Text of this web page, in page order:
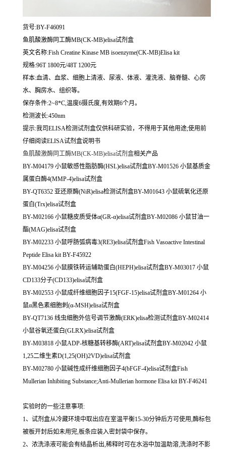
货号:BY-F46091
鱼肌酸激酶同工酶MB(CK-MB)elisa试剂盒
英文名称:Fish Creatine Kinase MB isoenzyme(CK-MB)Elisa kit
规格:96T 1800元/48T 1200元
样本:血清、血浆、细胞上清液、尿液、体液、灌洗液、脑脊髓、心房
水、胸房水、组织等。
保存条件:2~8*C,温度6摄氏度,有效期6个月。
检测波长:450nm
提示:我司ELISA检测试剂盒仅供科研实验，不得用于其他用途;使用前
仔细阅读ELISA试剂盒说明书
鱼肌酸激酶同工酶MB(CK-MB)elisa试剂盒相关产品
BY-M04179 小鼠敏感性脂肪酶(HSL)elisa试剂盒BY-M01526 小鼠基质金
属蛋白酶4(MMP-4)elisa试剂盒
BY-QT6352 亚还原酶(NiR)elisa检测试剂盒BY-M01643 小鼠硫氧化还原
蛋白(Trx)elisa试剂盒
BY-M02166 小鼠糖皮质受体α(GR-α)elisa试剂盒BY-M02086 小鼠甘油一
酯(MAG)elisa试剂盒
BY-M02233 小鼠呼肠弧病毒3(RE3)elisa试剂盒Fish Vasoactive Intestinal
Peptide Elisa kit BY-F45922
BY-M04256 小鼠膜铁转运辅助蛋白(HEPH)elisa试剂盒BY-M03017 小鼠
CD133分子(CD133)elisa试剂盒
BY-M02553 小鼠成纤维细胞因子15(FGF-15)elisa试剂盒BY-M01264 小
鼠α黑色素细胞刺(α-MSH)elisa试剂盒
BY-QT7136 线虫细胞外信号调节激酶(ERK)elisa检测试剂盒BY-M02414
小鼠谷氧还蛋白(GLRX)elisa试剂盒
BY-M03818 小鼠ADP-核糖基转移酶(ART)elisa试剂盒BY-M02042 小鼠
1,25二维生素D(1,25(OH)2VD)elisa试剂盒
BY-M02780 小鼠碱性成纤维细胞因子4(bFGF-4)elisa试剂盒Fish
Mullerian Inhibiting Substance;Anti-Mullerian hormone Elisa kit BY-F46241
实验时的一些注意事项:
1、试剂盒从冷藏环境中取出应在室温平衡15-30分钟后方可使用,酶标包
被板开封后如未用完,板条应装入密封袋中保存。
2、浓洗涤液可能会有结晶析出,稀释时可在水浴中加温助溶,洗涤时不影